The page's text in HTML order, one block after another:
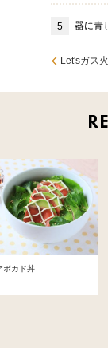
器に青
Let'sガス
ボカド丼